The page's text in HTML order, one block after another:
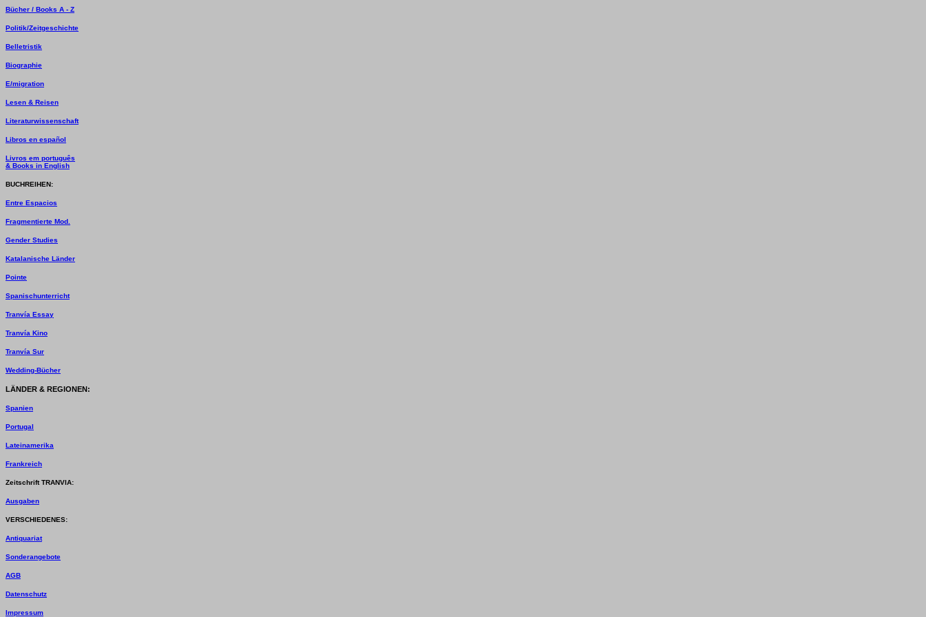
Bücher / Books A - Z
Politik/Zeitgeschichte
Belletristik
Biographie
E/migration
Lesen & Reisen
Literaturwissenschaft
Libros en español
Livros em português
& Books in English
BUCHREIHEN:
Entre Espacios
Fragmentierte Mod.
Gender Studies
Katalanische Länder
Pointe
Spanischunterricht
Tranvía Essay
Tranvía Kino
Tranvía Sur
Wedding-Bücher
LÄNDER & REGIONEN:
Spanien
Portugal
Lateinamerika
Frankreich
Zeitschrift TRANVIA:
Ausgaben
VERSCHIEDENES:
Antiquariat
Sonderangebote
AGB
Datenschutz
Impressum